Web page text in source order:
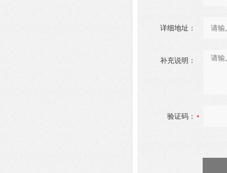
详细地址：
补充说明：
验证码：